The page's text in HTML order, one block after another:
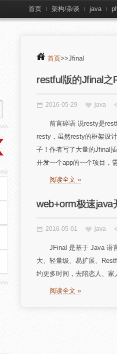
首页 架构/杂谈 java
首页>>Jfinal
restful版的Jfinal之
2016-05-29 java
前言碎语 说resty是
resty，虽然resty的框架设
子！作者写了大量的Jfinal
开发一个app的一个项目，
阅读全文 »
web+orm极速java
2016-05-01 java
JFinal 是基于 Java 语
大、轻量级、易扩展、
约更多时间，去陪恋人、家
阅读全文 »